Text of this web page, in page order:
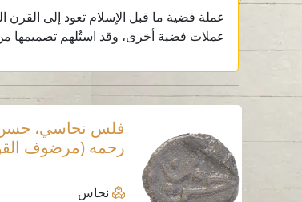
عملات فضية أخرى، وقد استُلهم تصميمها من
فلس نحاسي،
رحمه (مرضوف
نحاس